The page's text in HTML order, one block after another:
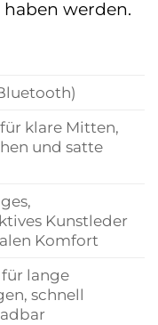
werden.
klare Mitten,
und satte
Kunstleder
Komfort
lange
schnell